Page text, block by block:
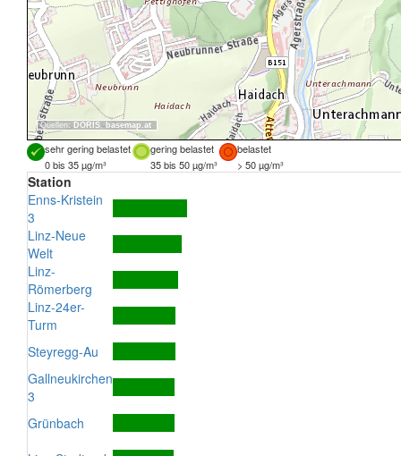
Quellen: DORIS, basemap.at
sehr gering belastet gering belastet
belastet
0 bis 35 µg/m³
35 bis 50 µg/m³ > 50 µg/m³
Station
Enns-Kristein
3
Linz-Neue
Welt
Linz-
Römerberg
Linz-24er-
Turm
Steyregg-Au
Gallneukirchen
3
Grünbach